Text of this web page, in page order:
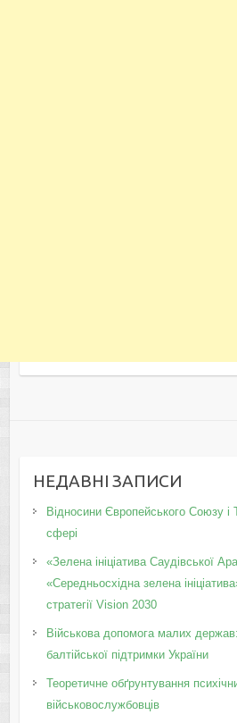
НЕДАВНІ ЗАПИСИ
Відносини Європейського Союзу і
сфері
«Зелена ініціатива Саудівської
«Середньосхідна зелена
стратегії Vision 2030
Військова допомога малих
балтійської підтримки України
Теоретичне обґрунтування
військовослужбовців